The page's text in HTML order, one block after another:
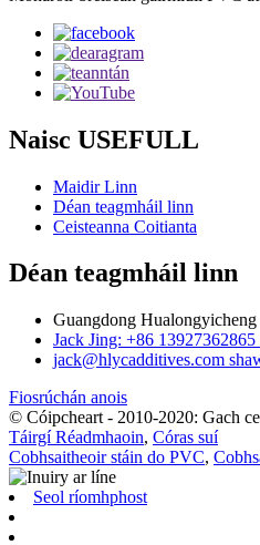
Naisc USEFULL
Maidir Linn
Déan teagmháil linn
Ceisteanna Coitianta
Déan teagmháil linn
Guangdong
Jack Jing: +86
jack@hlycadditives.com
Fiosrúchán anois
© Cóipcheart - 2010-2020: Gach
Táirgí Réadmhaoin, Córas suí
Cobhsaitheoir stáin do PVC,
Seol ríomhphost